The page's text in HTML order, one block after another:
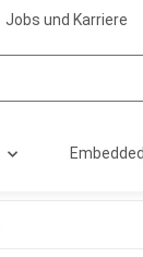
Jobs und Karriere